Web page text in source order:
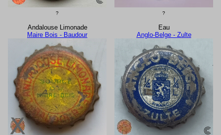
? ?
Andalouse Limonade
Maire Bois - Baudour
Eau
Anglo-Belge - Zulte